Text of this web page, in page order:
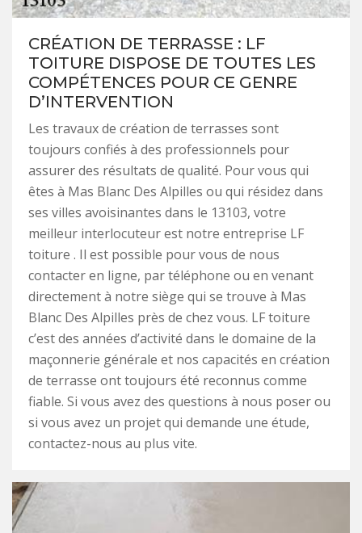
CRÉATION DE TERRASSE : LF
TOITURE DISPOSE DE TOUTES LES
COMPÉTENCES POUR CE GENRE
D’INTERVENTION
Les travaux de création de terrasses sont
toujours confiés à des professionnels pour
assurer des résultats de qualité. Pour vous qui
êtes à Mas Blanc Des Alpilles ou qui résidez dans
ses villes avoisinantes dans le 13103, votre
meilleur interlocuteur est notre entreprise LF
toiture . Il est possible pour vous de nous
contacter en ligne, par téléphone ou en venant
directement à notre siège qui se trouve à Mas
Blanc Des Alpilles près de chez vous. LF toiture
c’est des années d’activité dans le domaine de la
maçonnerie générale et nos capacités en création
de terrasse ont toujours été reconnus comme
fiable. Si vous avez des questions à nous poser ou
si vous avez un projet qui demande une étude,
contactez-nous au plus vite.